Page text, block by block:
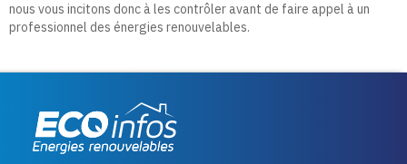
nous vous incitons donc à les contrôler avant de faire appel à un
professionnel des énergies renouvelables.